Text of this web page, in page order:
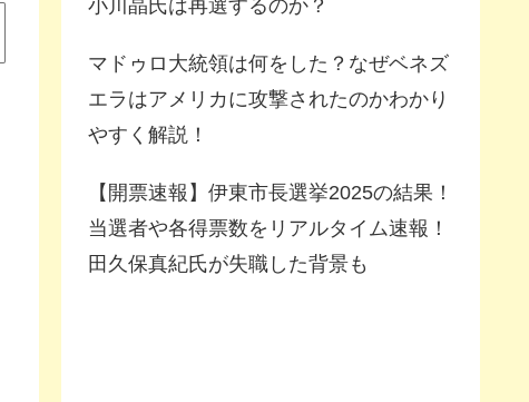
小川晶氏は再選するのか？
マドゥロ大統領は何をした？なぜベネズ
エラはアメリカに攻撃されたのかわかり
やすく解説！
【開票速報】伊東市長選挙2025の結果！
当選者や各得票数をリアルタイム速報！
田久保真紀氏が失職した背景も